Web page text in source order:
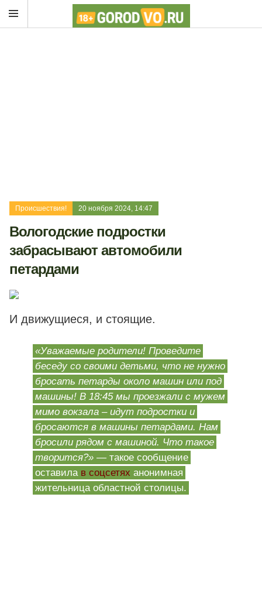
Происшествия! 20 ноября 2024, 14:47
Вологодские подростки
забрасывают автомобили
петардами
И движущиеся, и стоящие.
«Уважаемые родители! Проведите
беседу со своими детьми, что не нужно
бросать петарды около машин или под
машины! В 18:45 мы проезжали с мужем
мимо вокзала – идут подростки и
бросаются в машины петардами. Нам
бросили рядом с машиной. Что такое
творится?» — такое сообщение
оставила в соцсетях анонимная
жительница областной столицы.